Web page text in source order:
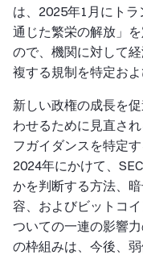
は、2025年1月にト
通じた繁栄の解放」
ので、機関に対して
複する規制を特定お
新しい政権の成長を
わせるために見直さ
フガイダンスを特定
2024年にかけて、
かを判断する方法、
容、およびビットコ
ついての一連の影響
の枠組みは、今後、